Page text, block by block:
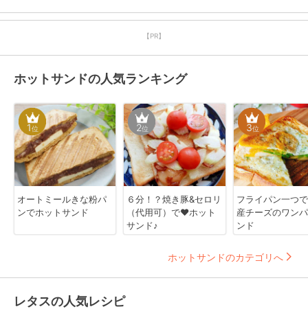
【PR】
ホットサンドの人気ランキング
1位
オートミールきな粉パ
ンでホットサンド
2位
６分！？焼き豚&セロリ
（代用可）で❤ホット
サンド♪
3位
フライパン一つ
産チーズのワン
ンド
ホットサンドのカテゴリへ
レタスの人気レシピ